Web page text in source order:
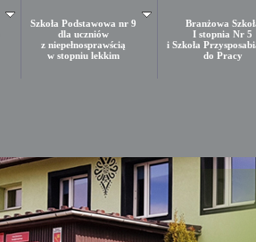
Szkoła Podstawowa nr 9
dla uczniów
z niepełnosprawścią
w stopniu lekkim
Branżowa
I stopnia Nr 5
i Szkoła
do Pracy